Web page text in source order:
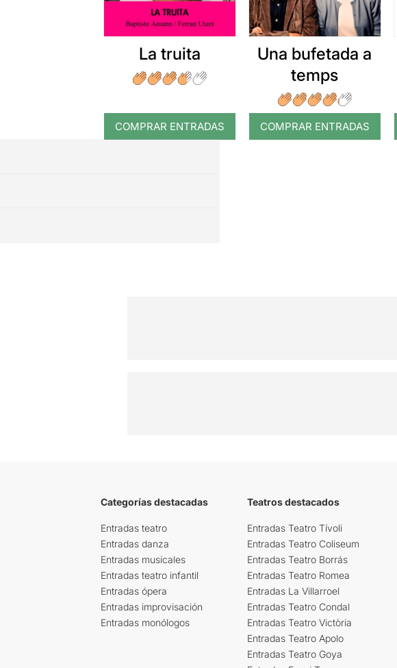
La truita
COMPRAR ENTRADAS
Una bufetada a
temps
COMPRAR ENTRADAS
Categorías destacadas
Entradas teatro
Entradas danza
Entradas musicales
Entradas teatro infantil
Entradas ópera
Entradas improvisación
Entradas monólogos
Teatros destacados
Entradas Teatro Tívoli
Entradas Teatro Coliseum
Entradas Teatro Borrás
Entradas Teatro Romea
Entradas La Villarroel
Entradas Teatro Condal
Entradas Teatro Victòria
Entradas Teatro Apolo
Entradas Teatro Goya